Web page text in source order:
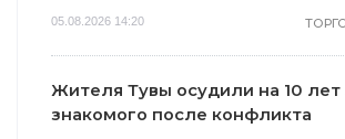
05.08.2026 14:20
Жителя Тувы осудили на 10 лет
знакомого после конфликта